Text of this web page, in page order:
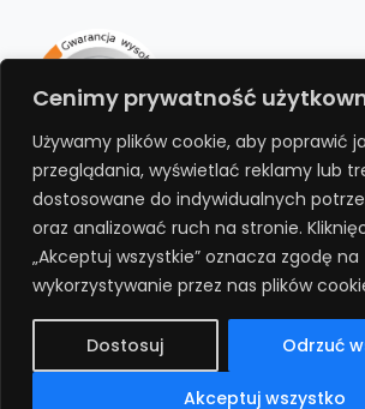
Cenimy prywatność
Używamy plików cookie, aby poprawić
przeglądania, wyświetlać reklamy lub
dostosowane do indywidualnych
oraz analizować ruch na stronie.
„Akceptuj wszystkie” oznacza zgodę na
wykorzystywanie przez nas plików
Dostosuj Odrzuć
Akceptuj wszystko
przedłużenie
Bezpłatnie przedłuż gwarancję o
miesięcy rejestrując produkt na
REJESTRUJ
Polityka prywatności Regulamin